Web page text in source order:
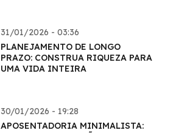
31/01/2026 - 03:36
PLANEJAMENTO DE LONGO
PRAZO: CONSTRUA RIQUEZA PARA
UMA VIDA INTEIRA
30/01/2026 - 19:28
APOSENTADORIA MINIMALISTA: